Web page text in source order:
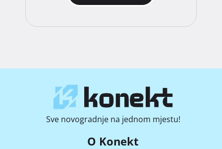
Sve novogradnje na jednom mjestu!
O Konekt